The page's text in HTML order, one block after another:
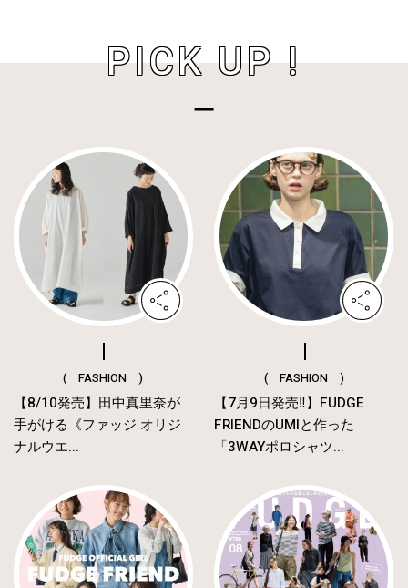
PICK UP !
( FASHION )
【8/10発売】田中真里奈が
手がける《ファッジ オリジ
ナルウエ...
( FASHION )
【7月9日発売‼︎】FUDGE
FRIENDのUMIと作った
「3WAYポロシャツ...